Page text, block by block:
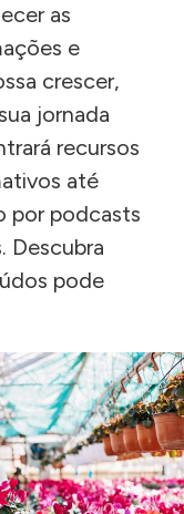
as
e
crescer,
jornada
recursos
até
por podcasts
Descubra
pode